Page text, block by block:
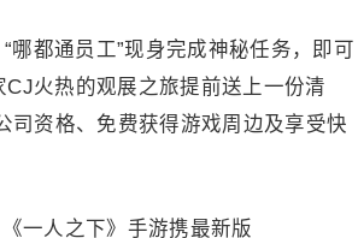
都通员工”现身完成神秘任务，即可
火热的观展之旅提前送上一份清
司资格、免费获得游戏周边及享受快